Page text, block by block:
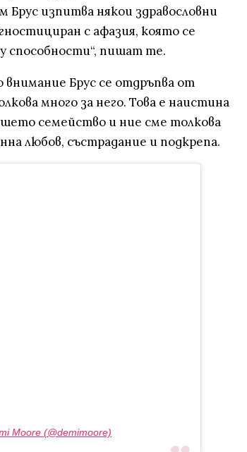
изпитва някои здравословни
с афазия, която се
способности“, пишат те.
внимание Брус се отдръпва от
много за него. Това е наистина
семейство и ние сме толкова
любов, състрадание и подкрепа.
Moore (@demimoore)